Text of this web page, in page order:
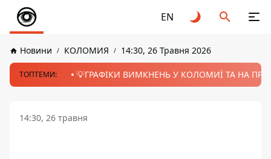
EN
Новини КОЛОМИЯ 14:30, 26 Травня 2026
ТОПТЕМИ: 💡ГРАФІКИ ВИМКНЕНЬ У КОЛОМИЇ ТА НА
14:30, 26 травня